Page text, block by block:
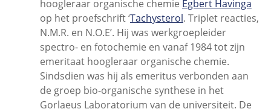
hoogleraar organische chemie Egbert Havinga
op het proefschrift ‘Tachysterol. Triplet reacties,
N.M.R. en N.O.E’. Hij was werkgroepleider
spectro- en fotochemie en vanaf 1984 tot zijn
emeritaat hoogleraar organische chemie.
Sindsdien was hij als emeritus verbonden aan
de groep bio-organische synthese in het
Gorlaeus Laboratorium van de universiteit. De